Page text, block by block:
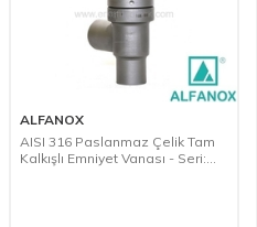
ALFANOX
AISI 316 Paslanmaz Çelik Tam
Kalkışlı Emniyet Vanası - Seri: